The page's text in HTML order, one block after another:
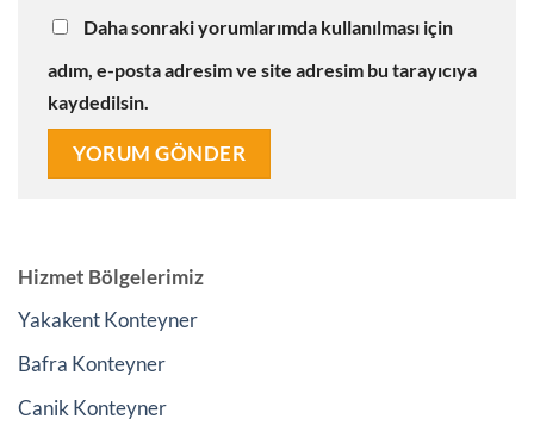
Daha sonraki yorumlarımda kullanılması için
adım, e-posta adresim ve site adresim bu tarayıcıya
kaydedilsin.
Hizmet Bölgelerimiz
Yakakent Konteyner
Bafra Konteyner
Canik Konteyner